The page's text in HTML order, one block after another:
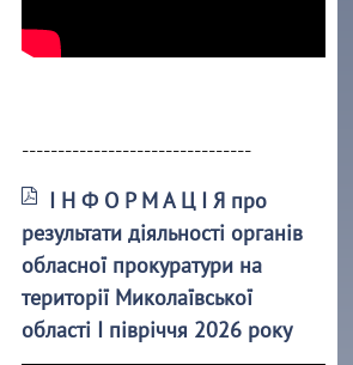
--------------------------------
І Н Ф О Р М А Ц І Я про
результати діяльності органів
обласної прокуратури на
території Миколаївської
області І півріччя 2026 року